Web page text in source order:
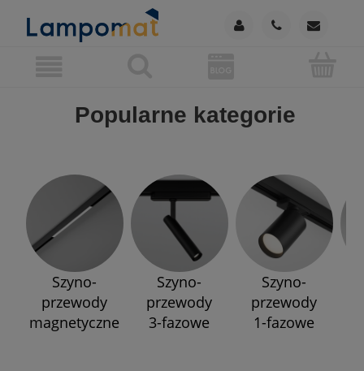
Popularne kategorie
Szyno-
przewody
magnetyczne
Szyno-
przewody
3-fazowe
Szyno-
przewody
1-fazowe